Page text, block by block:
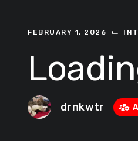
FEBRUARY 1, 2026 ⌙
drnkwtr